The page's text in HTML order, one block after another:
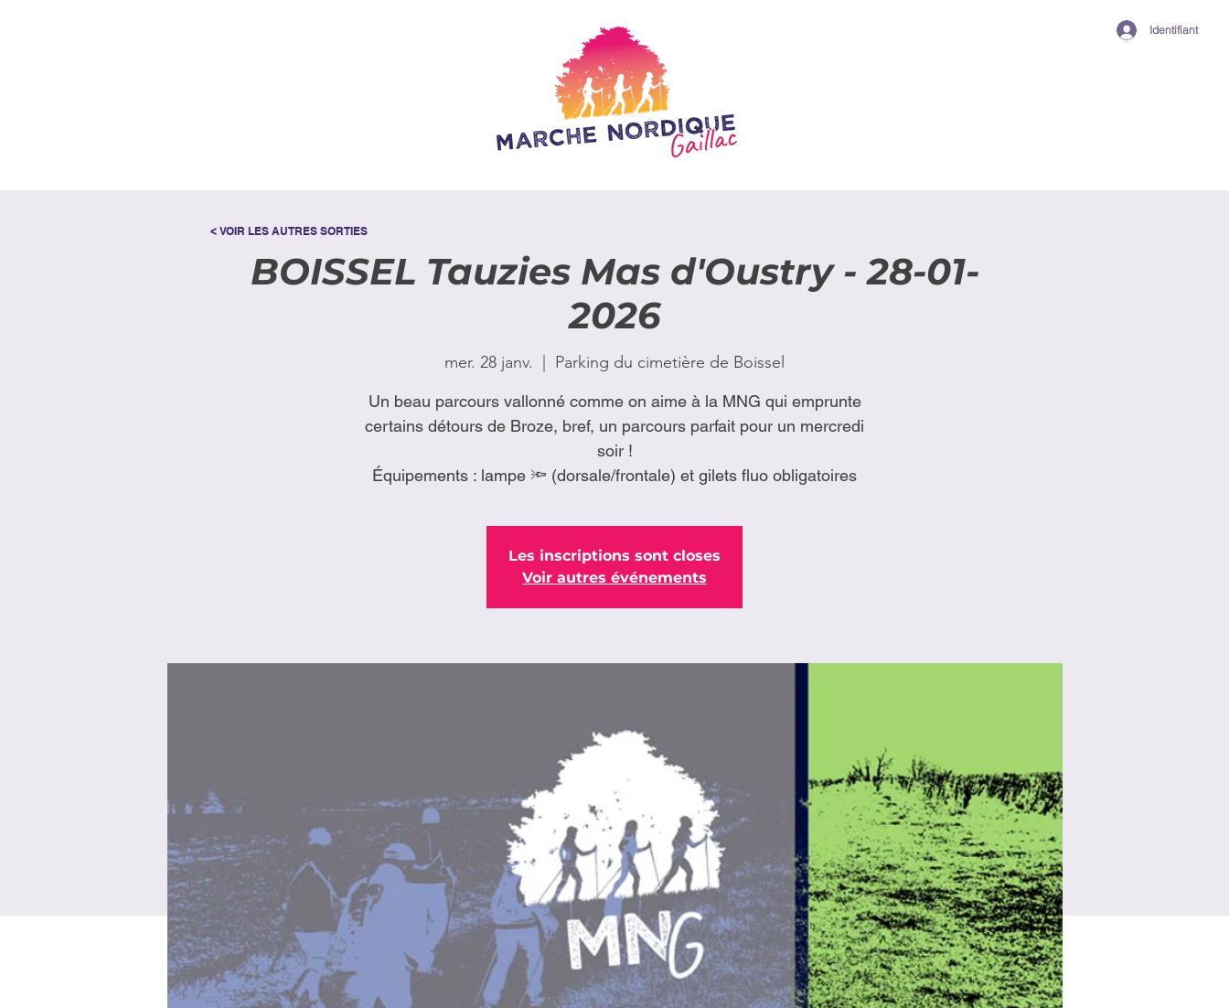
Identifiant
BOISSEL Tauzies Mas d'Oustry - 28-01-
2026
mer. 28 janv. Parking du cimetière de Boissel
Un beau parcours vallonné comme on aime à la MNG qui emprunte
certains détours de Broze, bref, un parcours parfait pour un mercredi
soir !
Équipements : lampe 🔦 (dorsale/frontale) et gilets fluo obligatoires
Les inscriptions sont closes
Voir autres événements
< VOIR LES AUTRES SORTIES